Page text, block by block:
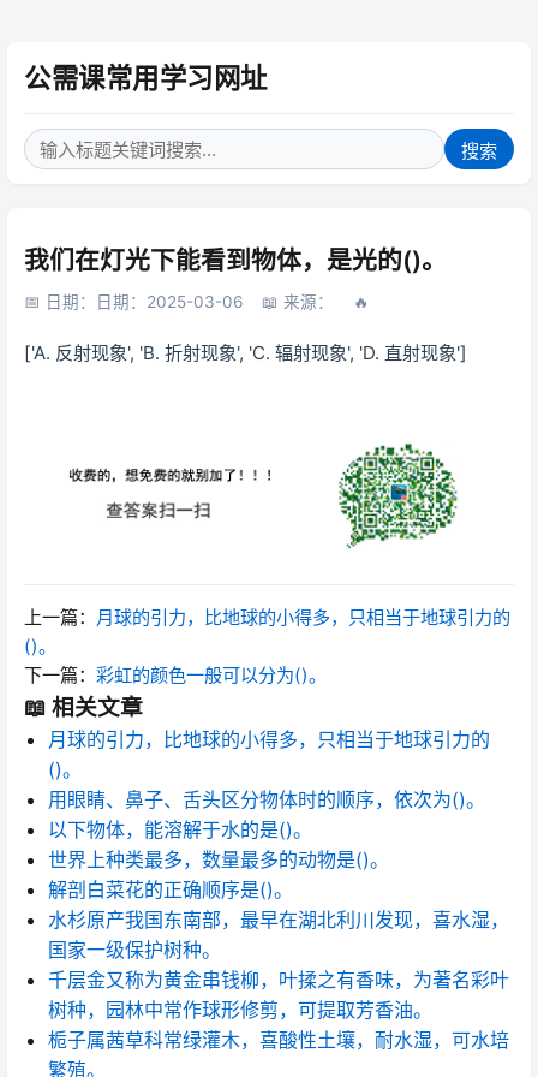
公需课常用学习网址
搜索
我们在灯光下能看到物体，是光的()。
日期：日期：2025-03-06 来源：
['A. 反射现象', 'B. 折射现象', 'C. 辐射现象', 'D. 直射现象']
上一篇： 月球的引力，比地球的小得多，只相当于地球引力的
()。
下一篇： 彩虹的颜色一般可以分为()。
📖 相关文章
月球的引力，比地球的小得多，只相当于地球引力的
()。
用眼睛、鼻子、舌头区分物体时的顺序，依次为()。
以下物体，能溶解于水的是()。
世界上种类最多，数量最多的动物是()。
解剖白菜花的正确顺序是()。
水杉原产我国东南部，最早在湖北利川发现，喜水湿，
国家一级保护树种。
千层金又称为黄金串钱柳，叶揉之有香味，为著名彩叶
树种，园林中常作球形修剪，可提取芳香油。
栀子属茜草科常绿灌木，喜酸性土壤，耐水湿，可水培
繁殖。